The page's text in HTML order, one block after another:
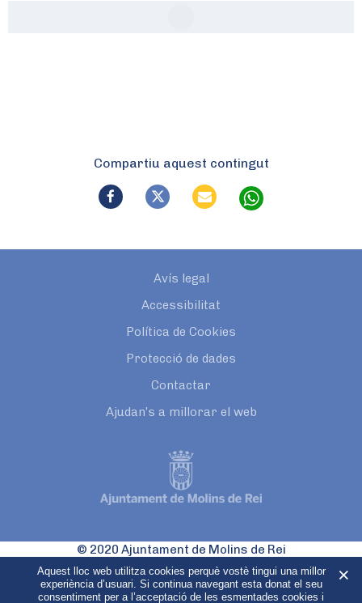
Compartiu aquest contingut
Avís legal
Accessibilitat
Política de Cookies
Protecció de dades
Contactar
Ajudan’s a millorar el web
© 2020 Ajuntament de Molins de Rei
Pl. Catalunya, 1
08750 Molins de Rei
Tel 93 680 33 40
Aquest lloc web utilitza cookies perquè vostè tingui una millor
experiència d’usuari. Si continua navegant esta donat el seu
consentiment per a l’acceptació de les esmentades cookies i